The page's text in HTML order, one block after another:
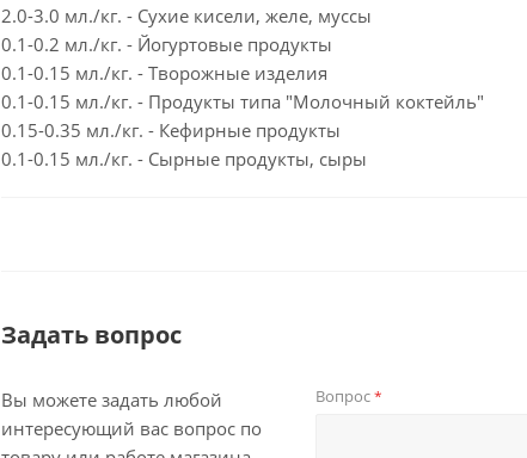
2.0-3.0 мл./кг. - Сухие кисели, желе, муссы
0.1-0.2 мл./кг. - Йогуртовые продукты
0.1-0.15 мл./кг. - Творожные изделия
0.1-0.15 мл./кг. - Продукты типа "Молочный коктейль"
0.15-0.35 мл./кг. - Кефирные продукты
0.1-0.15 мл./кг. - Сырные продукты, сыры
Задать вопрос
Вы можете задать любой
интересующий вас вопрос по
Вопрос*